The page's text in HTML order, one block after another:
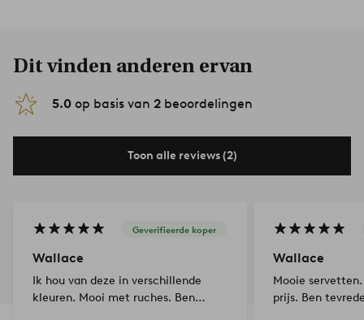
Dit vinden anderen ervan
5.0 op basis van 2 beoordelingen
Toon alle reviews (2)
Geverifieerde koper
Wallace
Ik hou van deze in verschillende
kleuren. Mooi met ruches. Ben
Wallace
Mooie
prijs. Ben